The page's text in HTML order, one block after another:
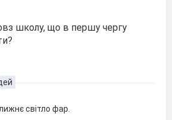
школу, що в першу чергу
світло фар.